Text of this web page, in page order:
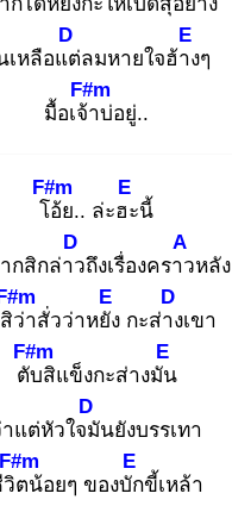
เหลือแต่
D
ลมหายใจฮ้าง
E
ๆ
มื้อเจ้า
F#m
บ่อยู่..
โอ้
F#m
ย.. ล่ะฮะ
E
นี้
กสิกล่าว
D
ถึงเรื่องคราว
A
หลัง
ว่าสั่วว่าหยัง
E
กะส่าง
D
เขา
ตับ
F#m
สิแข็งกะส่างมัน
E
แต่หัวใจมั
D
นยังบรรเทา
ต
F#m
น้อยๆ ของบัก
E
ขี้เหล้า